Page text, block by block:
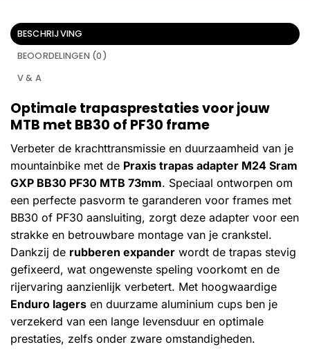
BESCHRIJVING
BEOORDELINGEN (0)
V & A
Optimale trapasprestaties voor jouw
MTB met BB30 of PF30 frame
Verbeter de krachttransmissie en duurzaamheid van je
mountainbike met de Praxis trapas adapter M24 Sram
GXP BB30 PF30 MTB 73mm. Speciaal ontworpen om
een perfecte pasvorm te garanderen voor frames met
BB30 of PF30 aansluiting, zorgt deze adapter voor een
strakke en betrouwbare montage van je crankstel.
Dankzij de rubberen expander wordt de trapas stevig
gefixeerd, wat ongewenste speling voorkomt en de
rijervaring aanzienlijk verbetert. Met hoogwaardige
Enduro lagers en duurzame aluminium cups ben je
verzekerd van een lange levensduur en optimale
prestaties, zelfs onder zware omstandigheden.